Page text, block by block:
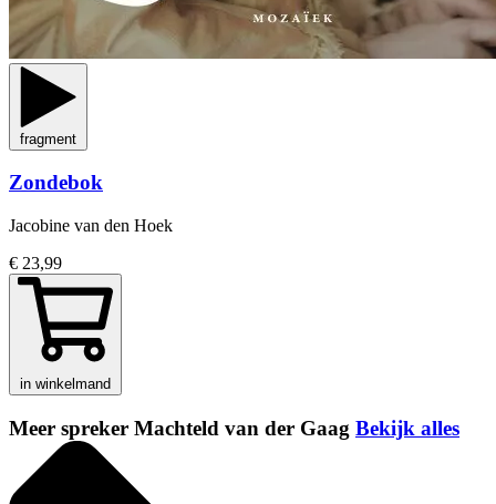
fragment
Zondebok
Jacobine van den Hoek
€ 23,99
in winkelmand
Meer spreker Machteld van der Gaag Bekijk alles